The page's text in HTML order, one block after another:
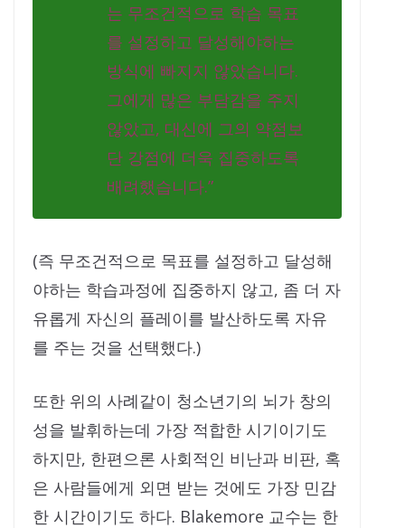
는 무조건적으로 학습 목표
를 설정하고 달성해야하는
방식에 빠지지 않았습니다.
그에게 많은 부담감을 주지
않았고, 대신에 그의 약점보
단 강점에 더욱 집중하도록
배려했습니다.”
(즉 무조건적으로 목표를 설정하고 달성해
야하는 학습과정에 집중하지 않고, 좀 더 자
유롭게 자신의 플레이를 발산하도록 자유
를 주는 것을 선택했다.)
또한 위의 사례같이 청소년기의 뇌가 창의
성을 발휘하는데 가장 적합한 시기이기도
하지만, 한편으론 사회적인 비난과 비판, 혹
은 사람들에게 외면 받는 것에도 가장 민감
한 시간이기도 하다. Blakemore 교수는 한